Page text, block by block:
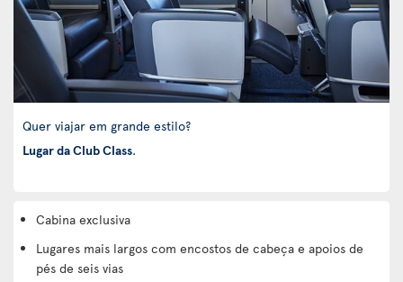
Quer viajar em grande estilo?
Lugar da Club Class.
Cabina exclusiva
Lugares mais largos com encostos de cabeça e apoios de
pés de seis vias